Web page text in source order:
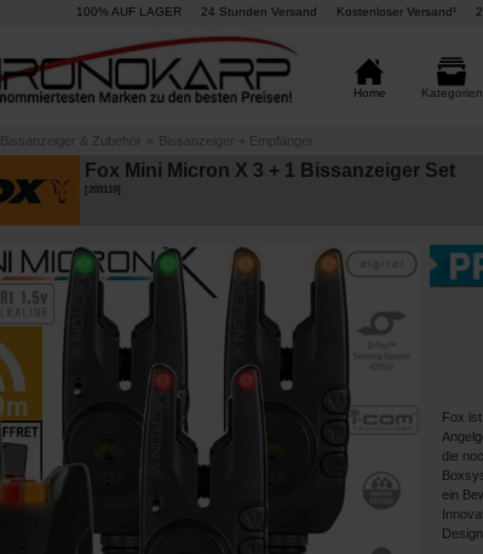
100% AUF LAGER 24 Stunden Versand Kostenloser Versand¹
Home Kategorien
Bissanzeiger & Zubehör » Bissanzeiger + Empfänger
Fox Mini Micron X 3 + 1 Bissanzeiger Set
203119]
Fox
die
ein